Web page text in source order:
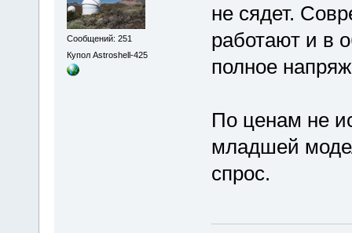
Сообщений: 251
Купол Astroshell-425
не сядет.
работают и в
полное
По ценам не
младшей
спрос.